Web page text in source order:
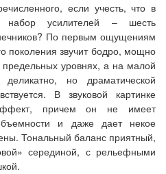
если учесть, что в
набор усилителей – шесть
По первым ощущениям
поколения звучит бодро, мощно
уровнях, а на малой
но драматической
В звуковой картинке
причем он не имеет
и даже дает некое
Тональный баланс приятный,
серединой, с рельефными